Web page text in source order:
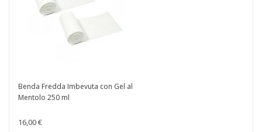
Benda Fredda Imbevuta con Gel al
Mentolo 250 ml
16,00 €